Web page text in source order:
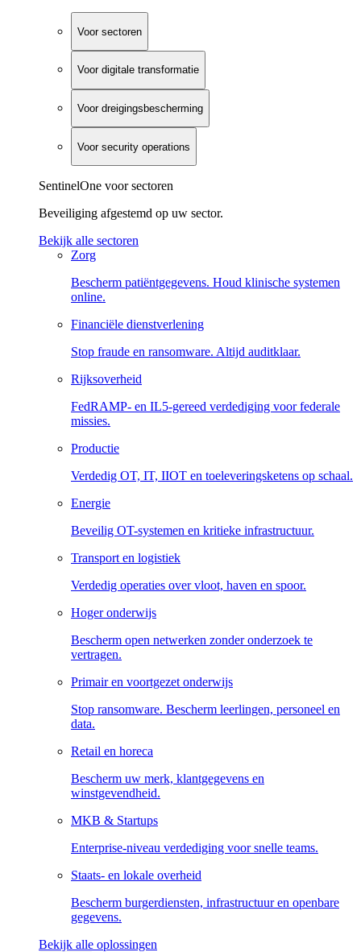
Voor sectoren
Voor digitale transformatie
Voor dreigingsbescherming
Voor security operations
SentinelOne voor sectoren
Beveiliging afgestemd op uw sector.
Bekijk alle sectoren
Zorg
Bescherm patiëntgegevens. Houd klinische systemen
online.
Financiële dienstverlening
Stop fraude en ransomware. Altijd auditklaar.
Rijksoverheid
FedRAMP- en IL5-gereed verdediging voor federale
missies.
Productie
Verdedig OT, IT, IIOT en toeleveringsketens op schaal.
Energie
Beveilig OT-systemen en kritieke infrastructuur.
Transport en logistiek
Verdedig operaties over vloot, haven en spoor.
Hoger onderwijs
Bescherm open netwerken zonder onderzoek te
vertragen.
Primair en voortgezet onderwijs
Stop ransomware. Bescherm leerlingen, personeel en
data.
Retail en horeca
Bescherm uw merk, klantgegevens en
winstgevendheid.
MKB & Startups
Enterprise-niveau verdediging voor snelle teams.
Staats- en lokale overheid
Bescherm burgerdiensten, infrastructuur en openbare
gegevens.
Bekijk alle oplossingen